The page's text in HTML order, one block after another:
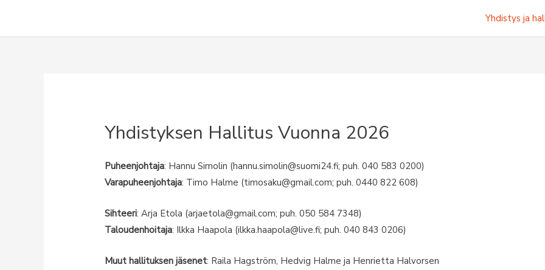
Yhdistys ja
Yhdistyksen Hallitus Vuonna 2026
Puheenjohtaja: Hannu Simolin (hannu.simolin@suomi24.fi; puh. 040 583 0200)
Varapuheenjohtaja: Timo Halme (timosaku@gmail.com; puh. 0440 822 608)
Sihteeri: Arja Etola (arjaetola@gmail.com; puh. 050 584 7348)
Taloudenhoitaja: Ilkka Haapola (ilkka.haapola@live.fi; puh. 040 843 0206)
Muut hallituksen jäsenet: Raila Hagström, Hedvig Halme ja Henrietta Halvorsen